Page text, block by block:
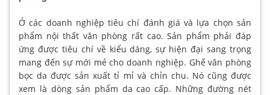
Ở các doanh nghiệp tiêu chí đánh giá và lựa chọn sản
phẩm nội thất văn phòng rất cao. Sản phẩm phải đáp
ứng được tiêu chí về kiểu dáng, sự hiện đại sang trọng
mang đến sự mới mẻ cho doanh nghiệp. Ghế văn phòng
bọc da được sản xuất tỉ mỉ và chỉn chu. Nó cũng được
xem là dòng sản phẩm da cao cấp. Những đường nét